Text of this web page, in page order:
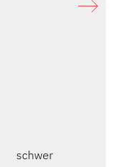
schwer